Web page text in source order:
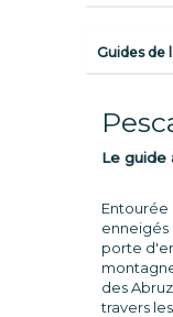
Guides de
Le guide
Entourée
enneigés
porte
des
travers